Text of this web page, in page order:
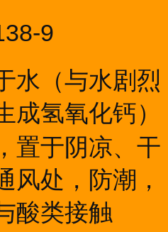
9
水（与水剧烈
成氢氧化钙）
置于阴凉、干
风处，防潮，
酸类接触